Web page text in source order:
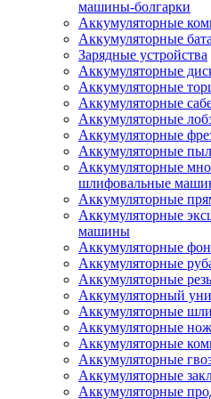
машины-болгарки
Аккумуляторные
Аккумуляторные
Зарядные устройства
Аккумуляторные
Аккумуляторные
Аккумуляторные
Аккумуляторные
Аккумуляторные
Аккумуляторные
Аккумуляторные
шлифовальные
Аккумуляторные
Аккумуляторные
машины
Аккумуляторные
Аккумуляторные
Аккумуляторные
Аккумуляторный
Аккумуляторные
Аккумуляторные
Аккумуляторные
Аккумуляторные
Аккумуляторные
Аккумуляторные